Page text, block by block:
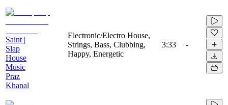
Saint |
Slap
House
Music
Praz
Khanal
Electronic/Electro House,
Strings, Bass, Clubbing,
Happy, Energetic
3:33 -